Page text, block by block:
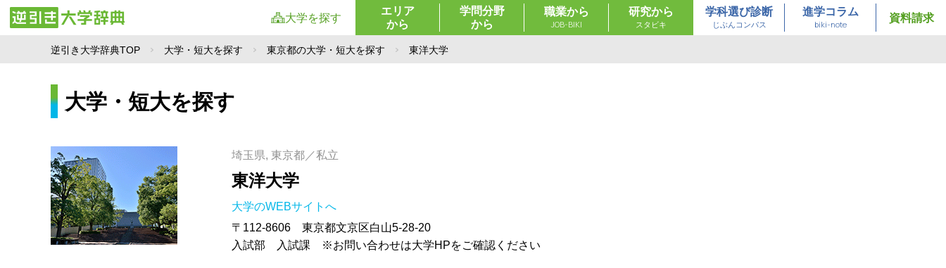
大学を探す
エリア
から
学問分野
から
職業から
JOB-BIKI
研究から
スタビキ
学科選び診断
じぶんコンパス
進学コラム
biki-note
資料請求
逆引き大学辞典TOP 大学・短大を探す 東京都の大学・短大を探す 東洋大学
大学・短大を探す
埼玉県, 東京都／私立
東洋大学
大学のWEBサイトへ
〒112-8606 東京都文京区白山5-28-20
入試部 入試課 ※お問い合わせは大学HPをご確認ください